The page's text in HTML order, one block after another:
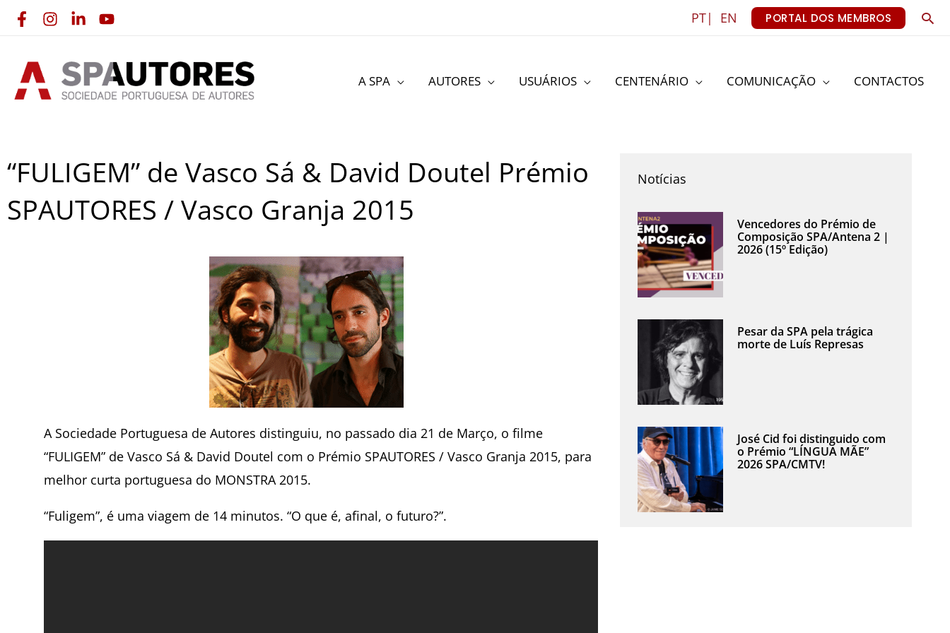
Skip
content
PT| EN PORTAL DOS MEMBROS
A SPA AUTORES USUÁRIOS CENTENÁRIO COMUNICAÇÃO CONTACTOS
“FULIGEM” de Vasco Sá & David Doutel Prémio
SPAUTORES / Vasco Granja 2015
A Sociedade Portuguesa de Autores distinguiu, no passado dia 21 de Março, o filme
“FULIGEM” de Vasco Sá & David Doutel com o Prémio SPAUTORES / Vasco Granja 2015, para
melhor curta portuguesa do MONSTRA 2015.
“Fuligem”, é uma viagem de 14 minutos. “O que é, afinal, o futuro?”.
Notícias
Vencedores do Prémio de
Composição SPA/Antena 2 |
2026 (15º Edição)
Pesar da SPA pela trágica
morte de Luís Represas
José Cid foi distinguido com
o Prémio “LÍNGUA MÃE”
2026 SPA/CMTV!